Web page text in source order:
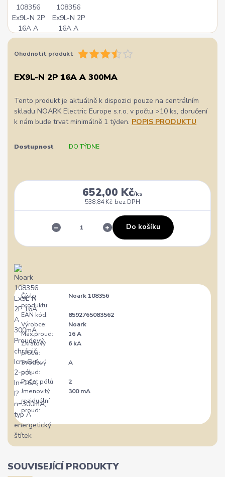
Ohodnotit produkt
EX9L-N 2P 16A A 300MA
Tento produkt je aktuálně k dispozici pouze na centrálním
skladu NOARK Electric Europe s.r.o. v počtu >10 ks, doručení
k nám bude trvat minimálně 1 týden. POPIS PRODUKTU
Dostupnost DO TÝDNE
652,00 Kč/ks
538,84 Kč bez DPH
Do košíku
Číslo
produktu:
Noark 108356
EAN kód:
8592765083562
Výrobce:
Noark
Max.proud:
16 A
Zkratový
proud:
6 kA
Svodový
proud:
A
Počet pólů:
2
Jmenovitý
reziduální
proud:
300 mA
SOUVISEJÍCÍ PRODUKTY